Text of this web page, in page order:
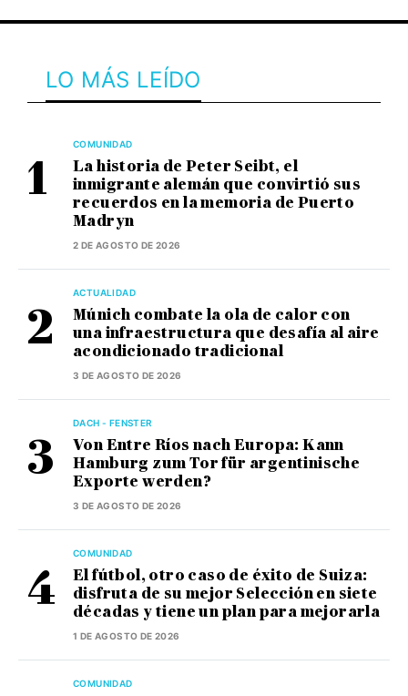
LO MÁS LEÍDO
COMUNIDAD
La historia de Peter Seibt, el
inmigrante alemán que convirtió sus
recuerdos en la memoria de Puerto
Madryn
2 DE AGOSTO DE 2026
ACTUALIDAD
Múnich combate la ola de calor con
una infraestructura que desafía al aire
acondicionado tradicional
3 DE AGOSTO DE 2026
DACH - FENSTER
Von Entre Ríos nach Europa: Kann
Hamburg zum Tor für argentinische
Exporte werden?
3 DE AGOSTO DE 2026
COMUNIDAD
El fútbol, otro caso de éxito de Suiza:
disfruta de su mejor Selección en siete
décadas y tiene un plan para mejorarla
1 DE AGOSTO DE 2026
COMUNIDAD